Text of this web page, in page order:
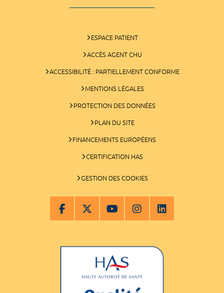
ESPACE PATIENT
ACCÈS AGENT CHU
ACCESSIBILITÉ : PARTIELLEMENT CONFORME
MENTIONS LÉGALES
PROTECTION DES DONNÉES
PLAN DU SITE
FINANCEMENTS EUROPÉENS
CERTIFICATION HAS
GESTION DES COOKIES